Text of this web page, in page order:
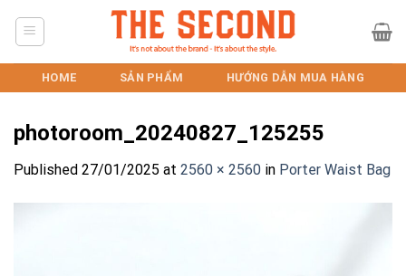
HOME SẢN PHẨM HƯỚNG DẪN MUA HÀNG
photoroom_20240827_125255
Published 27/01/2025 at 2560 × 2560 in Porter Waist Bag